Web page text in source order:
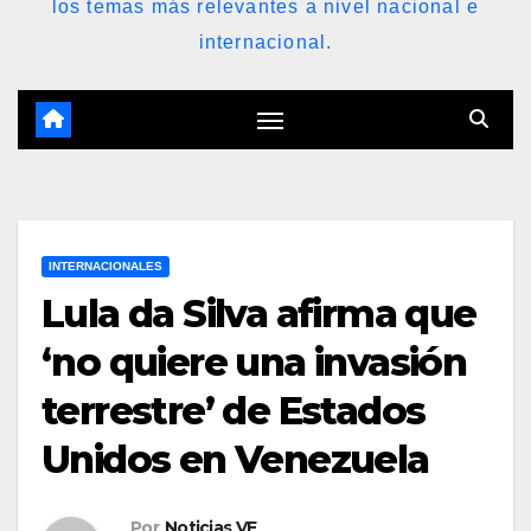
los temas más relevantes a nivel nacional e
internacional.
INTERNACIONALES
Lula da Silva afirma que
‘no quiere una invasión
terrestre’ de Estados
Unidos en Venezuela